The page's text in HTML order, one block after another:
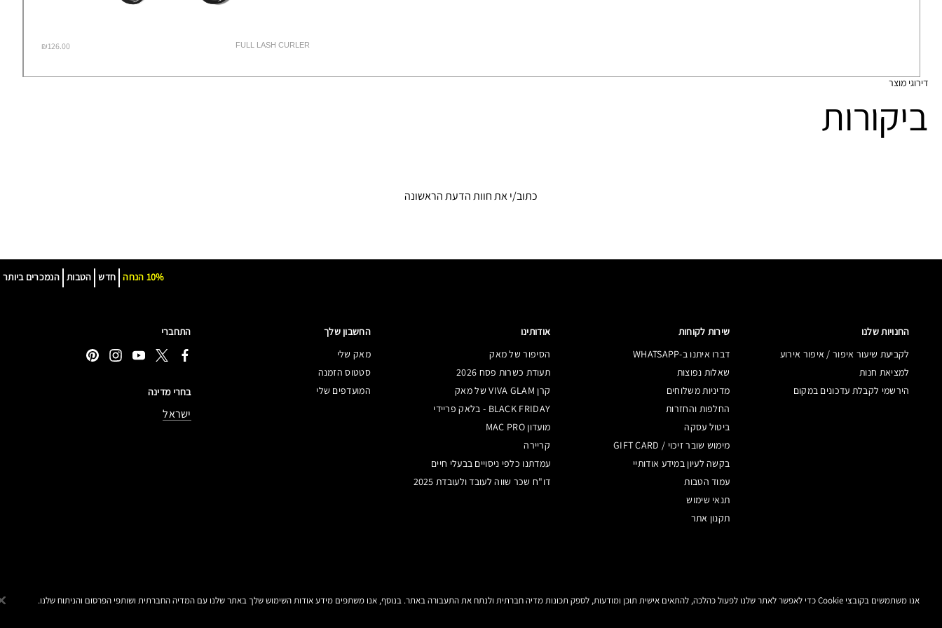
FULL LASH CURLER
₪126.00
דירוגי מוצר
ביקורות
כתוב/י את חוות הדעת הראשונה
הנמכרים ביותר הטבות חדש 10% הנחה
החנויות שלנו
לקביעת שיעור איפור / איפור אירוע
למציאת חנות
הירשמי לקבלת עדכונים במקום
שירות לקוחות
דברו איתנו ב-WHATSAPP
שאלות נפוצות
מדיניות משלוחים
החלפות והחזרות
ביטול עסקה
מימוש שובר זיכוי / GIFT CARD
בקשה לעיון במידע אודותיי
עמוד הטבות
תנאי שימוש
תקנון אתר
אודותינו
הסיפור של מאק
תעודת כשרות פסח 2026
קרן VIVA GLAM של מאק
BLACK FRIDAY - בלאק פריידי
מועדון MAC PRO
קריירה
עמדתנו כלפי ניסויים בבעלי חיים
דו"ח שכר שווה לעובד ולעובדת 2025
החשבון שלך
מאק שלי
סטטוס הזמנה
המועדפים שלי
התחברי
בחרי מדינה
ישראל
אנו משתמשים בקובצי Cookie כדי לאפשר לאתר שלנו לפעול כהלכה, להתאים אישית תוכן ומודעות, לספק תכונות מדיה חברתית ולנתח את התעבורה באתר. בנוסף, אנו משתפים מידע אודות השימוש שלך באתר שלנו עם המדיה החברתית ושותפי הפרסום והניתוח שלנו.